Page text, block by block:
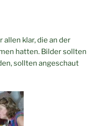
allen klar, die an der
hatten. Bilder sollten
sollten angeschaut